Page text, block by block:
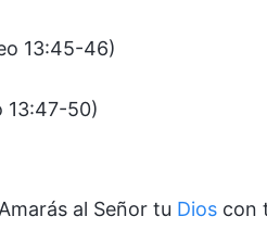
13:45-46)
13:47-50)
al Señor tu Dios con